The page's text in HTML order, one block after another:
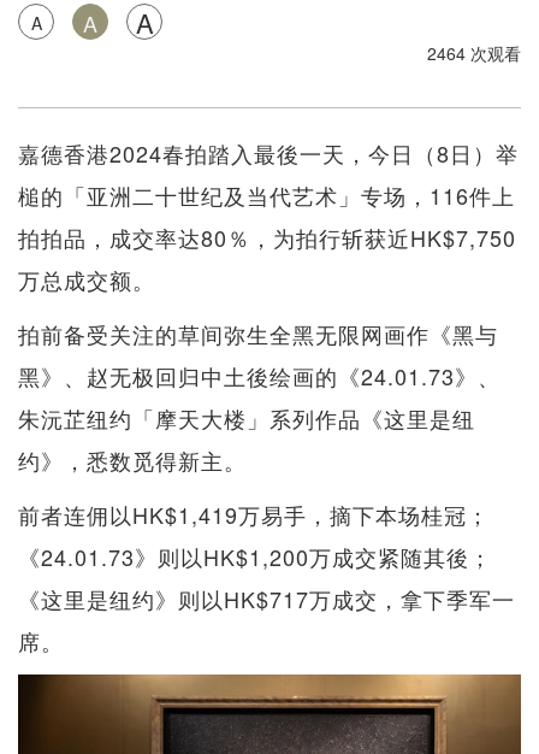
A A A
2464 次观看
嘉德香港2024春拍踏入最後一天，今日（8日）举
槌的「亚洲二十世纪及当代艺术」专场，116件上
拍拍品，成交率达80％，为拍行斩获近HK$7,750
万总成交额。
拍前备受关注的草间弥生全黑无限网画作《黑与
黑》、赵无极回归中土後绘画的《24.01.73》、
朱沅芷纽约「摩天大楼」系列作品《这里是纽
约》，悉数觅得新主。
前者连佣以HK$1,419万易手，摘下本场桂冠；
《24.01.73》则以HK$1,200万成交紧随其後；
《这里是纽约》则以HK$717万成交，拿下季军一
席。